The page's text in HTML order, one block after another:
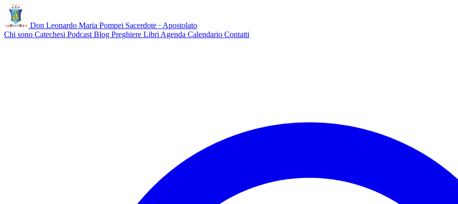
Don Leonardo Maria Pompei Sacerdote · Apostolato
Chi sono Catechesi Podcast Blog Preghiere Libri Agenda Calendario Contatti